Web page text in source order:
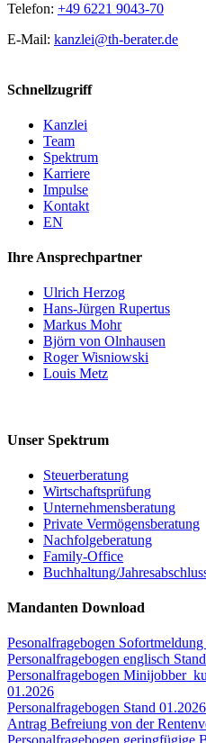
Telefon: +49 6221 9043-70
E-Mail: kanzlei@th-berater.de
Schnell­zu­griff
Kanz­lei
Team
Spek­trum
Kar­rie­re
Impul­se
Kon­takt
EN
Ihre Ansprech­part­ner
Ulrich Her­zog
Hans-Jür­­gen Rupertus
Mar­kus Mohr
Björn von Olnhausen
Roger Wis­niow­ski
Lou­is Metz
Unser Spek­trum
Steu­er­be­ra­tung
Wirt­schafts­prü­fung
Unter­neh­mens­be­ra­tung
Pri­va­te Vermögensberatung
Nach­fol­ge­be­ra­tung
Fami­­ly-Office
Buchhaltung/​​
Man­dan­ten Download
Peso­nal­fra­ge­bo­gen
Per­so­nal­fra­ge­bo­gen eng­lisch
Per­so­nal­fra­ge­bo­gen
01.2026
Per­so­nal­fra­ge­bo­gen Stand 01.2026
Antrag Befrei­ung von der